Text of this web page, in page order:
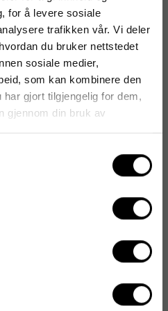
for å levere sosiale
trafikken vår. Vi deler
du bruker nettstedet
sosiale medier,
som kan kombinere den
gjort tilgjengelig for dem,
gjennom din bruk av
270kr